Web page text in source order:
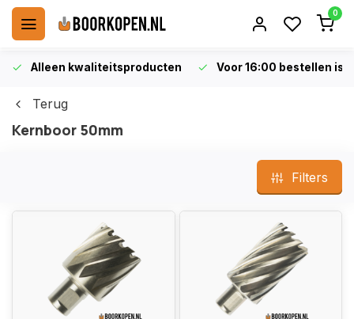
0
Alleen kwaliteitsproducten Voor 16:00 bestellen is
Terug
Kernboor 50mm
Filters